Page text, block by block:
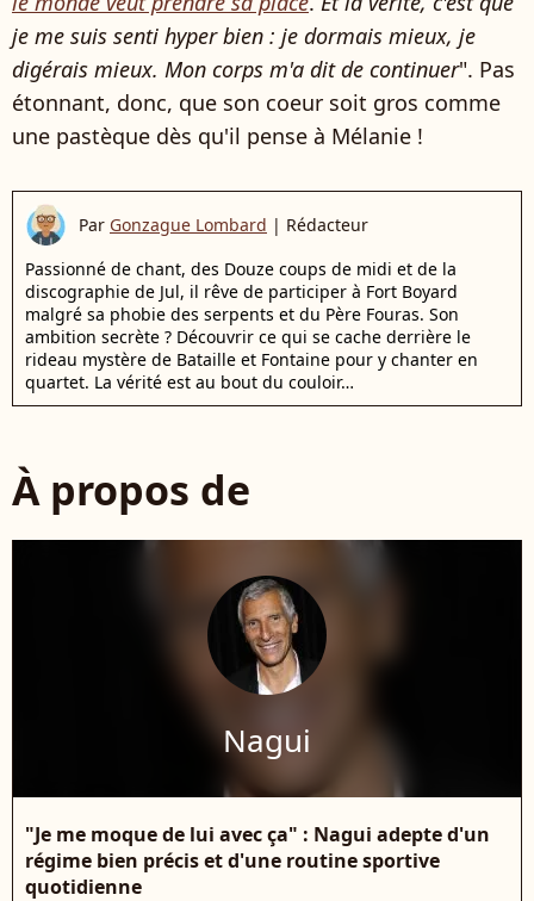
je me suis senti hyper bien : je dormais mieux, je
digérais mieux. Mon corps m'a dit de continuer". Pas
étonnant, donc, que son coeur soit gros comme
une pastèque dès qu'il pense à Mélanie !
Par Gonzague Lombard | Rédacteur
Passionné de chant, des Douze coups de midi et de la
discographie de Jul, il rêve de participer à Fort Boyard
malgré sa phobie des serpents et du Père Fouras. Son
ambition secrète ? Découvrir ce qui se cache derrière le
rideau mystère de Bataille et Fontaine pour y chanter en
quartet. La vérité est au bout du couloir…
À propos de
Nagui
"Je me moque de lui avec ça" : Nagui adepte d'un
régime bien précis et d'une routine sportive
quotidienne